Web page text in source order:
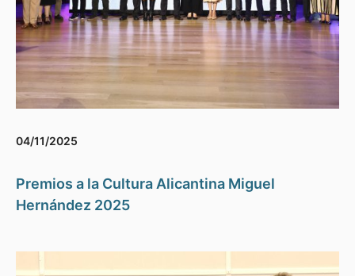
04/11/2025
Premios a la Cultura Alicantina Miguel
Hernández 2025